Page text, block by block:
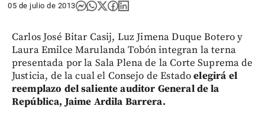
05 de julio de 2013
Carlos José Bitar Casij, Luz Jimena Duque Botero y
Laura Emilce Marulanda Tobón integran la terna
presentada por la Sala Plena de la Corte Suprema de
Justicia, de la cual el Consejo de Estadoelegirá el
reemplazo del saliente auditor General de la
República, Jaime Ardila Barrera.